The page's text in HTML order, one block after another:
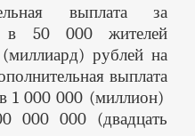
выплата за
в 50 000 жителей
рублей на
выплата
1 000 000 (миллион)
000 000 (двадцать